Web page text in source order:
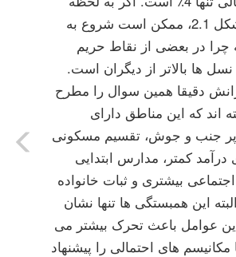
نگاه کنید به شکل 2.1، ممکن است شروع به
چرا در بعضی از نقاط حریم
ها بالاتر از دیگران است.
دقیقا همین سوال را مطرح
اند که این مناطق دارای
جنب و جوش، تقسیم مسکونی
درآمد کمتر، مدارس ابتدایی
بیشتری و ثبات خانواده
این همبستگی ها تنها نشان
عوامل باعث تحرک بیشتر می
مکانیسم های احتمالی را پیشنهاد